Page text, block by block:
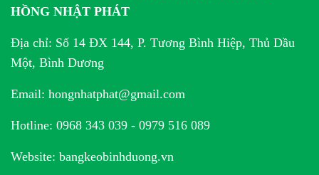
HỒNG NHẬT PHÁT
Địa chỉ: Số 14 ĐX 144, P. Tương Bình Hiệp, Thủ Dầu
Một, Bình Dương
Email: hongnhatphat@gmail.com
Hotline: 0968 343 039 - 0979 516 089
Website: bangkeobinhduong.vn